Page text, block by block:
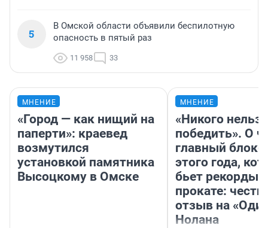
5
В Омской области объявили беспилотную
опасность в пятый раз
11 958 33
МНЕНИЕ
«Город — как нищий на
паперти»: краевед
возмутился
установкой памятника
Высоцкому в Омске
МНЕНИЕ
«Никого нельзя
победить». О
главный
этого года,
бьет рекорды в
прокате:
отзыв на
Нолана